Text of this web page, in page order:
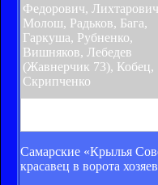
Федорович,
Молош, Радьков, Бага,
Гаркуша, Рубненко,
Вишняков, Лебедев
(Жавнерчик 73), Кобец,
Скрипченко
Самарские «Крылья
красавец в ворота